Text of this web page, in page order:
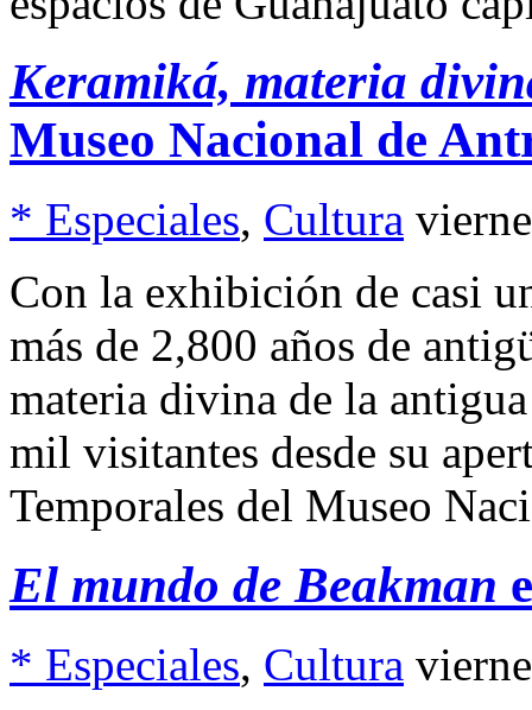
Keramiká, materia
Museo Nacional de
* Especiales, Cultura
Con la exhibición de casi
más de 2,800 años de
materia divina de la
mil visitantes desde su
Temporales del Museo
El mundo de Beakman
* Especiales, Cultura